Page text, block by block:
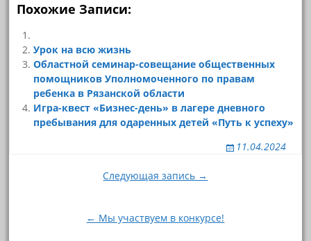
Похожие Записи:
Урок на всю жизнь
Областной семинар-совещание общественных
помощников Уполномоченного по правам
ребенка в Рязанской области
Игра-квест «Бизнес-день» в лагере дневного
пребывания для одаренных детей «Путь к успеху»
11.04.2024
Следующая запись →
← Мы участвуем в конкурсе!